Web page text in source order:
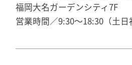
福岡大名ガーデンシティ7F
営業時間／9:30～18:30（土日